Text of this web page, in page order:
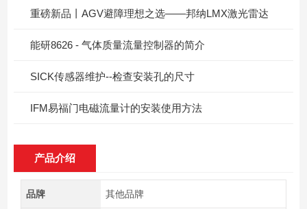
重磅新品丨AGV避障理想之选——邦纳LMX激光雷达
能研8626 - 气体质量流量控制器的简介
SICK传感器维护--检查安装孔的尺寸
IFM易福门电磁流量计的安装使用方法
产品介绍
品牌 其他品牌